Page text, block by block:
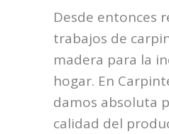
Desde entonces
trabajos de
madera para la
hogar. En
damos absoluta
calidad del